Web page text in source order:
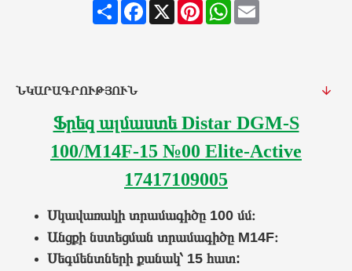
ShareFacebook
X PinterestWhatsApp
Email
ՆԿԱՐԱԳՐՈՒԹՅՈՒՆ
Ֆրեզ ալմաստե Distar DGM-S
100/M14F-15 №00 Elite-Active
17417109005
Սկավառակի տրամագիծը 100 մմ։
Անցքի նստեցման տրամագիծը М14F։
Սեգմենտների քանակ՝ 15 հատ: